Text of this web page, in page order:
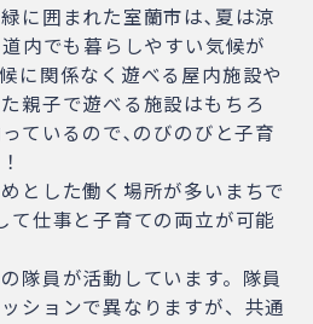
に囲まれた室蘭市は､夏は涼
内でも暮らしやすい気候が
に関係なく遊べる屋内施設や
親子で遊べる施設はもちろ
ているので､のびのびと子育
とした働く場所が多いまちで
て仕事と子育ての両立が可能
隊員が活動しています。隊員
ションで異なりますが、共通